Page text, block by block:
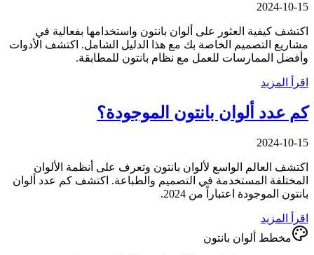
2024-10-15
اكتشف كيفية العثور على ألوان بانتون واستخدامها بفعالية في
مشاريع التصميم الخاصة بك مع هذا الدليل الشامل. اكتشف الأدوات
وأفضل الممارسات للعمل مع نظام بانتون للمطابقة.
اقرأ المزيد
كم عدد ألوان بانتون الموجودة؟
2024-10-15
اكتشف العالم الواسع لألوان بانتون وتعرف على أنظمة الألوان
المختلفة المستخدمة في التصميم والطباعة. اكتشف كم عدد ألوان
بانتون الموجودة اعتباراً من 2024.
اقرأ المزيد
مخطط ألوان بانتون